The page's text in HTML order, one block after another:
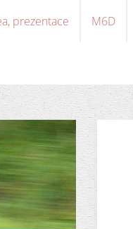
prezentace M6D